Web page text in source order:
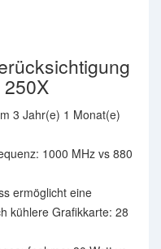
3 Jahr(e) 1 Monat(e)
1000 MHz vs 880
ermöglicht eine
kühlere Grafikkarte: 28